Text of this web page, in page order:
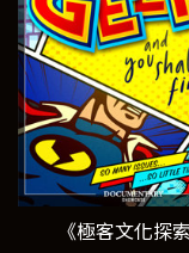
《極客文化探